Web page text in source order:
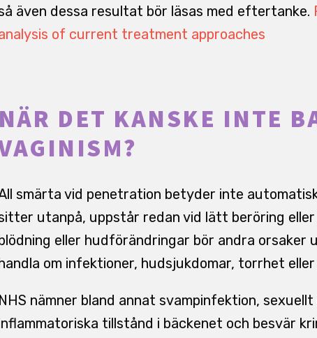
även dessa resultat bör läsas med eftertanke.
of current treatment approaches
NÄR DET KANSKE INTE
smärta vid penetration betyder inte
utanpå, uppstår redan vid lätt beröring
eller hudförändringar bör andra orsaker
om infektioner, hudsjukdomar, torrhet
NHS nämner bland annat svampinfektion,
tillstånd i bäckenet och besvär